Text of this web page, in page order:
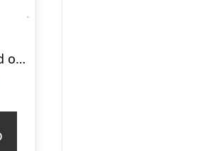
Verdenskort hvid og grå af Illux